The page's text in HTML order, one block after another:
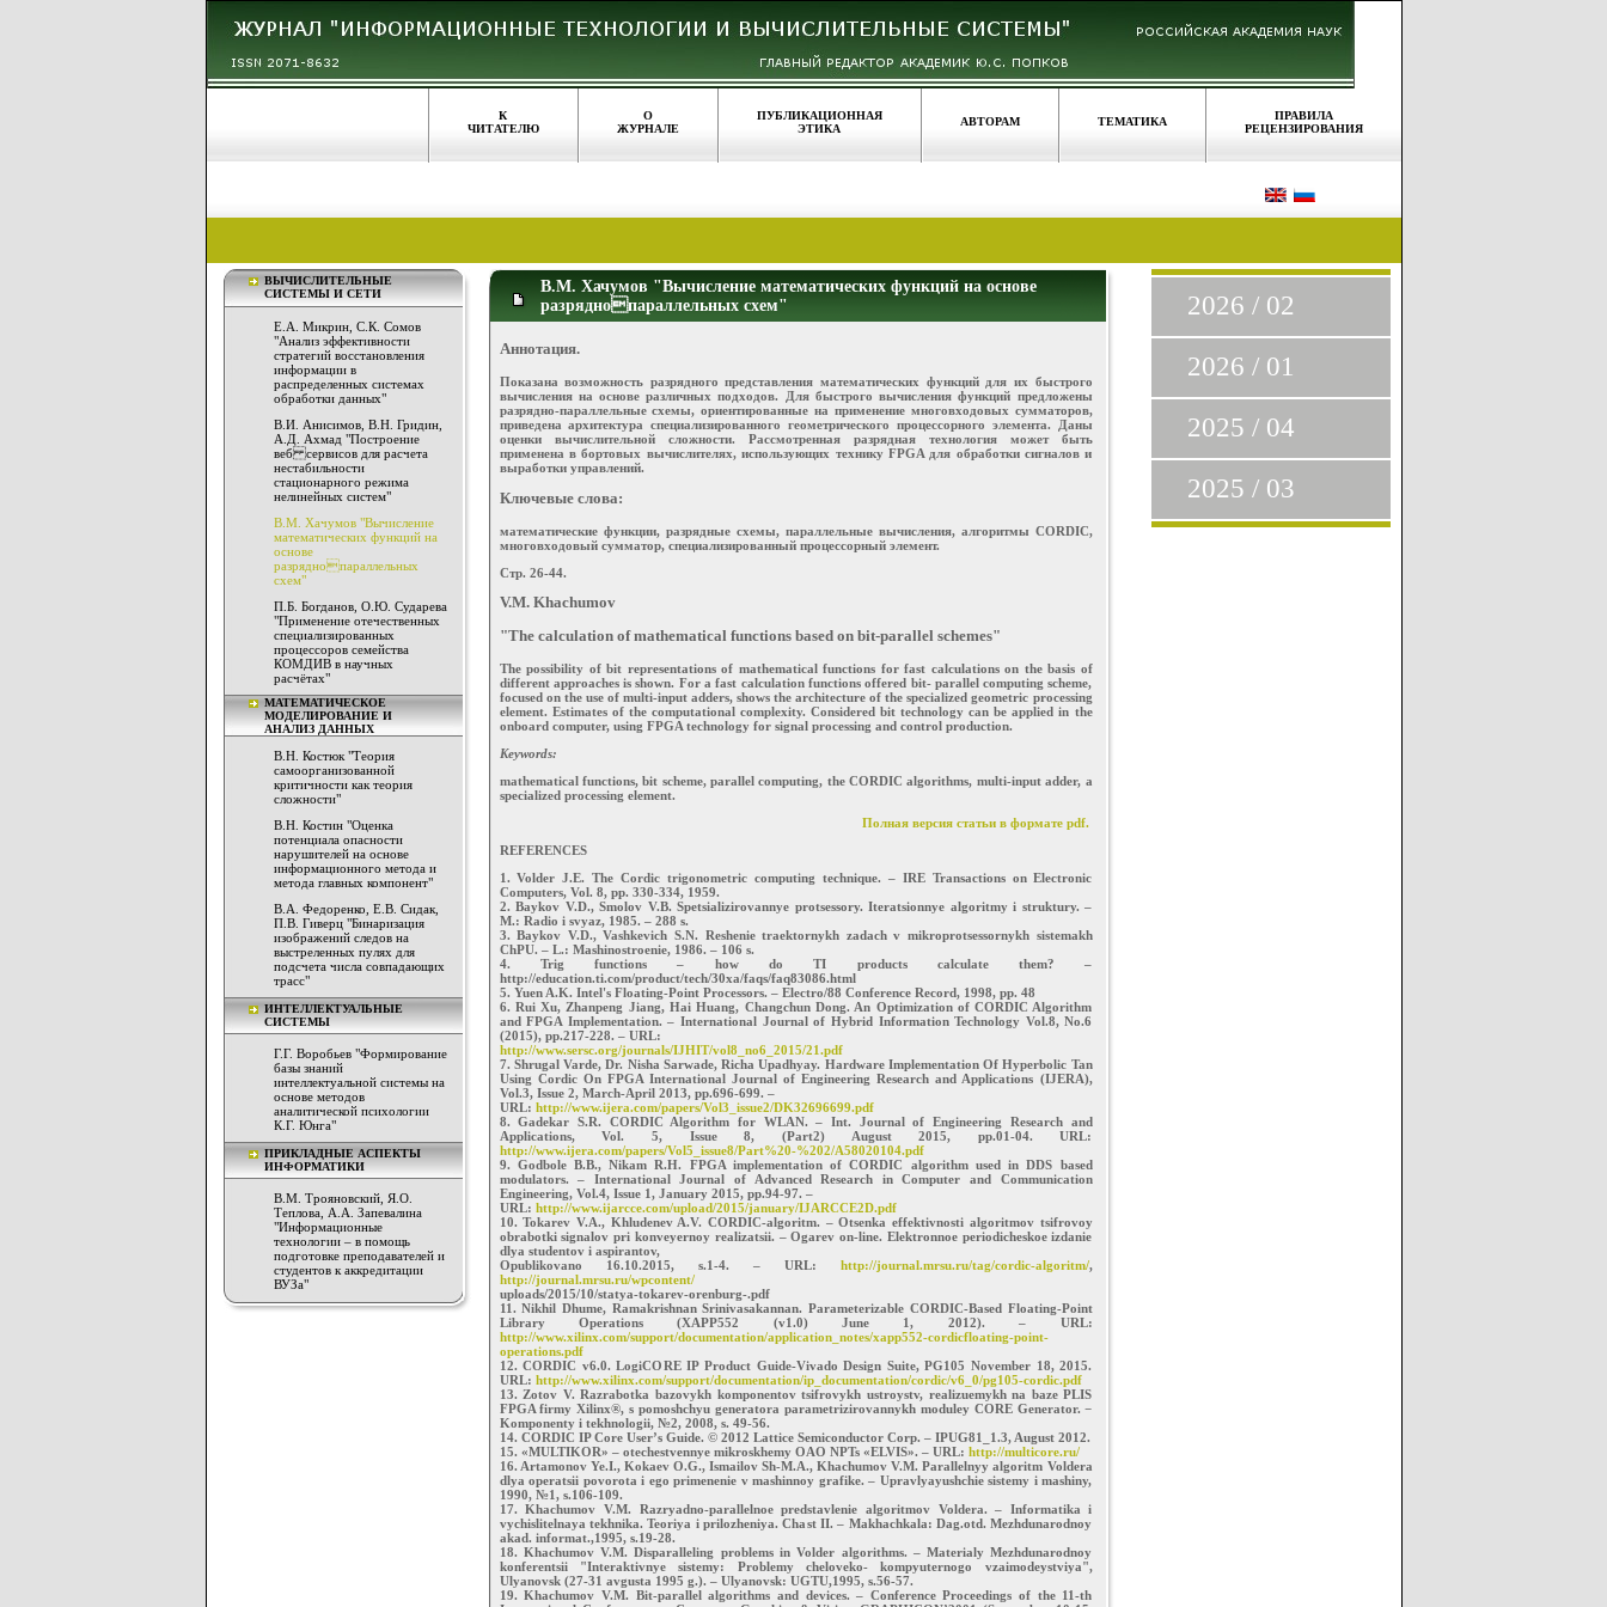
К
ЧИТАТЕЛЮ
О
ЖУРНАЛЕ
ПУБЛИКАЦИОННАЯ
ЭТИКА
АВТОРАМ ТЕМАТИКА
ПРАВИЛА
РЕЦЕНЗИРОВАНИЯ
ВЫЧИСЛИТЕЛЬНЫЕ
СИСТЕМЫ И СЕТИ
Е.А. Микрин, С.К. Сомов
"Анализ эффективности
стратегий восстановления
информации в
распределенных системах
обработки данных"
В.И. Анисимов, В.Н. Гридин,
А.Д. Ахмад "Построение
веб сервисов для расчета
нестабильности
стационарного режима
нелинейных систем"
В.М. Хачумов "Вычисление
математических функций на
основе
разряднопараллельных
схем"
П.Б. Богданов, О.Ю. Сударева
"Применение отечественных
специализированных
процессоров семейства
КОМДИВ в научных
расчётах"
МАТЕМАТИЧЕСКОЕ
МОДЕЛИРОВАНИЕ И
АНАЛИЗ ДАННЫХ
В.Н. Костюк "Теория
самоорганизованной
критичности как теория
сложности"
В.Н. Костин "Оценка
потенциала опасности
нарушителей на основе
информационного метода и
метода главных компонент"
В.А. Федоренко, Е.В. Сидак,
П.В. Гиверц "Бинаризация
изображений следов на
выстреленных пулях для
подсчета числа совпадающих
трасс"
ИНТЕЛЛЕКТУАЛЬНЫЕ
СИСТЕМЫ
Г.Г. Воробьев "Формирование
базы знаний
интеллектуальной системы на
основе методов
аналитической психологии
К.Г. Юнга"
ПРИКЛАДНЫЕ АСПЕКТЫ
ИНФОРМАТИКИ
В.М. Трояновский, Я.О.
Теплова, А.А. Запевалина
"Информационные
технологии – в помощь
подготовке преподавателей и
студентов к аккредитации
ВУЗа"
В.М. Хачумов "Вычисление математических функций на основе
разряднопараллельных схем"
Аннотация.
Показана возможность разрядного представления математических функций для их быстрого
вычисления на основе различных подходов. Для быстрого вычисления функций предложены
разрядно-параллельные схемы, ориентированные на применение многовходовых сумматоров,
приведена архитектура специализированного геометрического процессорного элемента. Даны
оценки вычислительной сложности. Рассмотренная разрядная технология может быть
применена в бортовых вычислителях, использующих технику FPGA для обработки сигналов и
выработки управлений.
Ключевые слова:
математические функции, разрядные схемы, параллельные вычисления, алгоритмы CORDIC,
многовходовый сумматор, специализированный процессорный элемент.
Стр. 26-44.
V.M. Khachumov
"The calculation of mathematical functions based on bit-parallel schemes"
Тhe possibility of bit representations of mathematical functions for fast calculations on the basis of
different approaches is shown. For a fast calculation functions offered bit- parallel computing scheme,
focused on the use of multi-input adders, shows the architecture of the specialized geometric processing
element. Estimates of the computational complexity. Considered bit technology can be applied in the
onboard computer, using FPGA technology for signal processing and control production.
Keywords:
mathematical functions, bit scheme, parallel computing, the CORDIC algorithms, multi-input adder, a
specialized processing element.
Полная версия статьи в формате pdf.
REFERENCES
1. Volder J.E. The Cordic trigonometric computing technique. – IRE Transactions on Electronic
Computers, Vol. 8, pp. 330-334, 1959.
2. Baykov V.D., Smolov V.B. Spetsializirovannye protsessory. Iteratsionnye algoritmy i struktury. –
M.: Radio i svyaz, 1985. – 288 s.
3. Baykov V.D., Vashkevich S.N. Reshenie traektornykh zadach v mikroprotsessornykh sistemakh
ChPU. – L.: Mashinostroenie, 1986. – 106 s.
4. Trig functions – how do TI products calculate them? –
http://education.ti.com/product/tech/30xa/faqs/faq83086.html
5. Yuen A.K. Intel's Floating-Point Processors. – Electro/88 Conference Record, 1998, pp. 48
6. Rui Xu, Zhanpeng Jiang, Hai Huang, Changchun Dong. An Optimization of CORDIC Algorithm
and FPGA Implementation. – International Journal of Hybrid Information Technology Vol.8, No.6
(2015), pp.217-228. – URL:
http://www.sersc.org/journals/IJHIT/vol8_no6_2015/21.pdf
7. Shrugal Varde, Dr. Nisha Sarwade, Richa Upadhyay. Hardware Implementation Of Hyperbolic Tan
Using Cordic On FPGA International Journal of Engineering Research and Applications (IJERA),
Vol.3, Issue 2, March-April 2013, pp.696-699. –
URL: http://www.ijera.com/papers/Vol3_issue2/DK32696699.pdf
8. Gadekar S.R. CORDIC Algorithm for WLAN. – Int. Journal of Engineering Research and
Applications, Vol. 5, Issue 8, (Part2) August 2015, pp.01-04. URL:
http://www.ijera.com/papers/Vol5_issue8/Part%20-%202/A58020104.pdf
9. Godbole B.B., Nikam R.H. FPGA implementation of CORDIC algorithm used in DDS based
modulators. – International Journal of Advanced Research in Computer and Communication
Engineering, Vol.4, Issue 1, January 2015, pp.94-97. –
URL: http://www.ijarcce.com/upload/2015/january/IJARCCE2D.pdf
10. Tokarev V.A., Khludenev A.V. CORDIC-algoritm. – Otsenka effektivnosti algoritmov tsifrovoy
obrabotki signalov pri konveyernoy realizatsii. – Ogarev on-line. Elektronnoe periodicheskoe izdanie
dlya studentov i aspirantov,
Opublikovano 16.10.2015, s.1-4. – URL: http://journal.mrsu.ru/tag/cordic-algoritm/,
http://journal.mrsu.ru/wpcontent/
uploads/2015/10/statya-tokarev-orenburg-.pdf
11. Nikhil Dhume, Ramakrishnan Srinivasakannan. Parameterizable CORDIC-Based Floating-Point
Library Operations (XAPP552 (v1.0) June 1, 2012). – URL:
http://www.xilinx.com/support/documentation/application_notes/xapp552-cordicfloating-point-
operations.pdf
12. CORDIC v6.0. LogiCORE IP Product Guide-Vivado Design Suite, PG105 November 18, 2015.
URL: http://www.xilinx.com/support/documentation/ip_documentation/cordic/v6_0/pg105-cordic.pdf
13. Zotov V. Razrabotka bazovykh komponentov tsifrovykh ustroystv, realizuemykh na baze PLIS
FPGA firmy Xilinx®, s pomoshchyu generatora parametrizirovannykh moduley CORE Generator. −
Komponenty i tekhnologii, №2, 2008, s. 49-56.
14. CORDIC IP Core User’s Guide. © 2012 Lattice Semiconductor Corp. – IPUG81_1.3, August 2012.
15. «MULTIKOR» – otechestvennye mikroskhemy OAO NPTs «ELVIS». – URL: http://multicore.ru/
16. Artamonov Ye.I., Kokaev O.G., Ismailov Sh-M.A., Khachumov V.M. Parallelnyy algoritm Voldera
dlya operatsii povorota i ego primenenie v mashinnoy grafike. – Upravlyayushchie sistemy i mashiny,
1990, №1, s.106-109.
17. Khachumov V.M. Razryadno-parallelnoe predstavlenie algoritmov Voldera. – Informatika i
vychislitelnaya tekhnika. Teoriya i prilozheniya. Chast II. – Makhachkala: Dag.otd. Mezhdunarodnoy
akad. informat.,1995, s.19-28.
18. Khachumov V.M. Disparalleling problems in Volder algorithms. – Materialy Mezhdunarodnoy
konferentsii "Interaktivnye sistemy: Problemy cheloveko- kompyuternogo vzaimodeystviya",
Ulyanovsk (27-31 avgusta 1995 g.). – Ulyanovsk: UGTU,1995, s.56-57.
19. Khachumov V.M. Bit-parallel algorithms and devices. – Conference Proceedings of the 11-th
2026 / 02
2026 / 01
2025 / 04
2025 / 03